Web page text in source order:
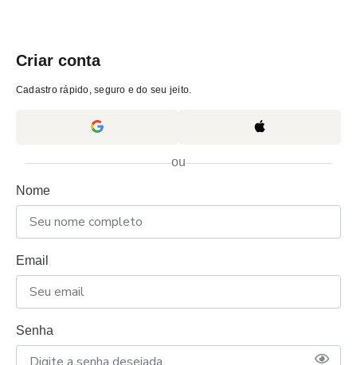
Criar conta
Cadastro rápido, seguro e do seu jeito.
ou
Nome
Email
Senha